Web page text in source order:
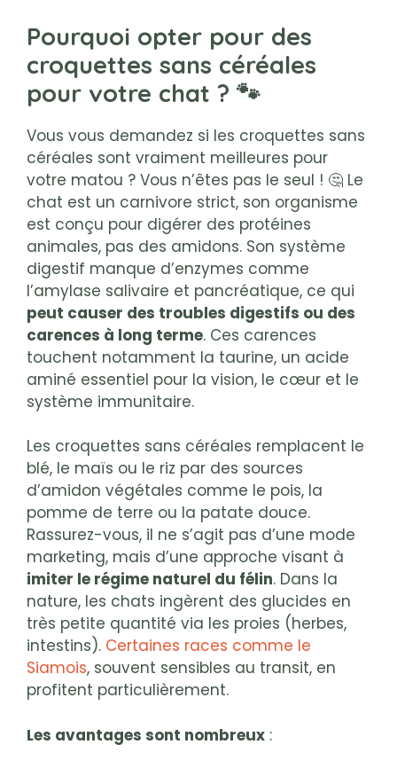
Pourquoi opter pour des
croquettes sans céréales
pour votre chat ? 🐾
Vous vous demandez si les croquettes sans
céréales sont vraiment meilleures pour
votre matou ? Vous n’êtes pas le seul ! 🤔 Le
chat est un carnivore strict, son organisme
est conçu pour digérer des protéines
animales, pas des amidons. Son système
digestif manque d’enzymes comme
l’amylase salivaire et pancréatique, ce qui
peut causer des troubles digestifs ou des
carences à long terme. Ces carences
touchent notamment la taurine, un acide
aminé essentiel pour la vision, le cœur et le
système immunitaire.
Les croquettes sans céréales remplacent le
blé, le maïs ou le riz par des sources
d’amidon végétales comme le pois, la
pomme de terre ou la patate douce.
Rassurez-vous, il ne s’agit pas d’une mode
marketing, mais d’une approche visant à
imiter le régime naturel du félin. Dans la
nature, les chats ingèrent des glucides en
très petite quantité via les proies (herbes,
intestins). Certaines races comme le
Siamois, souvent sensibles au transit, en
profitent particulièrement.
Les avantages sont nombreux :